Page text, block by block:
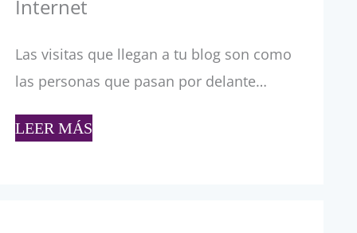
Internet
Las visitas que llegan a tu blog son como
las personas que pasan por delante…
LEER MÁS